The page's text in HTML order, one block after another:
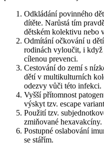
Odkládání povinného
dítěte. Narůstá tím
dětském kolektivu nebo
Odmítání očkování u
rodinách vyloučit, i když
cílenou prevenci.
Cestování do zemí s
dětí v multikulturních
odezvy vůči této infekci.
Vyšší přítomnost
výskyt tzv. escape
Použití tzv.
zmiňované hexavakcíny.
Postupné oslabování
se stářím.